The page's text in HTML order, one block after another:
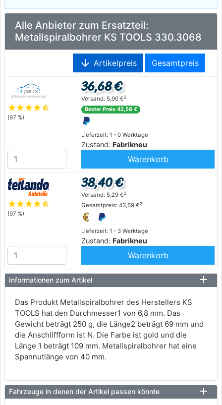
Alle Anbieter zum Ersatzteil:
Metallspiralbohrer KS TOOLS 330.3068
arrow_downward Artikelpreis Gesamtpreis
starstarstarstarstar_half
(97 %)
Lieferzeit: 1 - 0 Werktage
Zustand: Fabrikneu
36,68 €
Versand: 5,90 €2
Bester Preis 42,58 €
Warenkorb
starstarstarstarstar_half
(97 %)
Lieferzeit: 1 - 3 Werktage
Zustand: Fabrikneu
38,40 €
Versand: 5,29 €2
Gesamtpreis: 43,69 €2
Warenkorb
Informationen zum Artikel
Das Produkt Metallspiralbohrer des Herstellers KS
TOOLS hat den Durchmesser1 von 6,8 mm. Das
Gewicht beträgt 250 g, die Länge2 beträgt 69 mm und
die Anschliffform ist N. Die Farbe ist gold und die
Länge 1 beträgt 109 mm. Metallspiralbohrer hat eine
Spannutlänge von 40 mm.
Fahrzeuge in denen der Artikel passen könnte